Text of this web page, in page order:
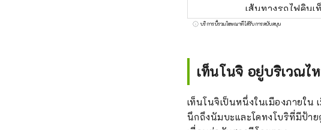
เส้นทางรถไฟคินเ
แนะนำ และเคล็ด
บริการนี้รวมโฆษณาที่ได้รับการสนับสนุน
เท็นโนจิ อยู่บริเวณไ
เท็นโนจิเป็นหนึ่งในเมืองภายใน
นึกถึงนัมบะและโดทงโบริที่มีป้าย